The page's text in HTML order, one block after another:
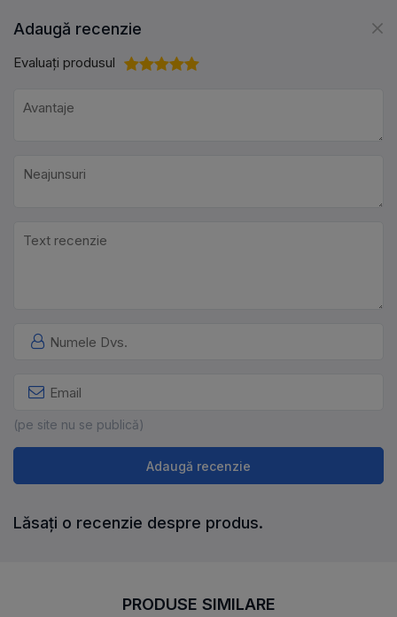
Adaugă recenzie
Evaluați produsul
(pe site nu se publică)
Adaugă recenzie
Lăsați o recenzie despre produs.
PRODUSE SIMILARE